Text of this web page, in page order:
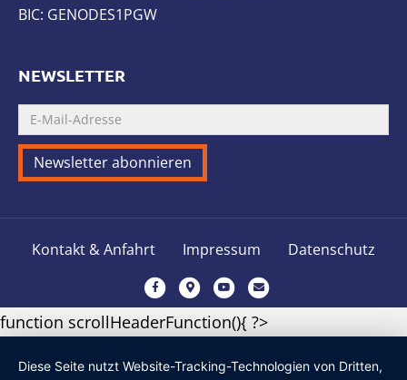
BIC: GENODES1PGW
NEWSLETTER
Kontakt & Anfahrt Impressum Datenschutz
F
a
c
b
G
o
o
l
Y
o
u
u
E
m
a
l
function scrollHeaderFunction(){ ?>
Diese Seite nutzt Website-Tracking-Technologien von Dritten,